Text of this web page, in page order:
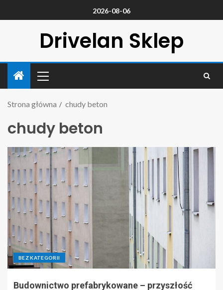
2026-08-06
Drivelan Sklep
Strona główna chudy beton
chudy beton
BEZ KATEGORII
Budownictwo prefabrykowane – przyszłość